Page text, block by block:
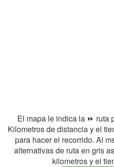
El mapa le indica la ⏩ ruta
Kilometros de distancia y el
para hacer el recorrido. Al
alternativas de ruta en gris
kilometros y el